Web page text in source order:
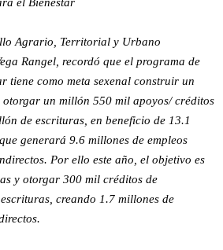
Agrario, Territorial y Urbano
Rangel, recordó que el programa de
tiene como meta sexenal construir un
un millón 550 mil apoyos/ créditos
de escrituras, en beneficio de 13.1
generará 9.6 millones de empleos
Por ello este año, el objetivo es
y otorgar 300 mil créditos de
creando 1.7 millones de